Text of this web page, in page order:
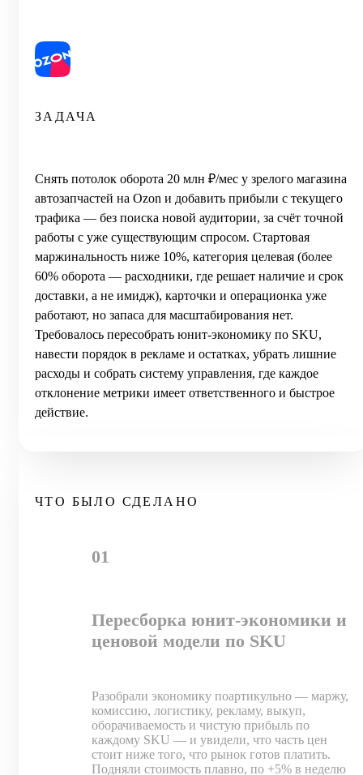
ЗАДАЧА
Снять потолок оборота 20 млн ₽/мес у зрелого магазина
автозапчастей на Ozon и добавить прибыли с текущего
трафика — без поиска новой аудитории, за счёт точной
работы с уже существующим спросом. Стартовая
маржинальность ниже 10%, категория целевая (более
60% оборота — расходники, где решает наличие и срок
доставки, а не имидж), карточки и операционка уже
работают, но запаса для масштабирования нет.
Требовалось пересобрать юнит-экономику по SKU,
навести порядок в рекламе и остатках, убрать лишние
расходы и собрать систему управления, где каждое
отклонение метрики имеет ответственного и быстрое
действие.
ЧТО БЫЛО СДЕЛАНО
01
Пересборка юнит-экономики и
ценовой модели по SKU
Разобрали экономику поартикульно — маржу,
комиссию, логистику, рекламу, выкуп,
оборачиваемость и чистую прибыль по
каждому SKU — и увидели, что часть цен
стоит ниже того, что рынок готов платить.
Подняли стоимость плавно, по +5% в неделю